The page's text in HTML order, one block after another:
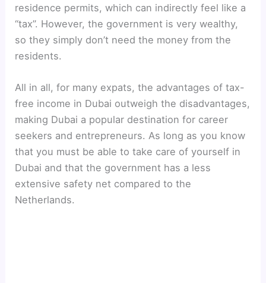
residence permits, which can indirectly feel like a
“tax”. However, the government is very wealthy,
so they simply don’t need the money from the
residents.
All in all, for many expats, the advantages of tax-
free income in Dubai outweigh the disadvantages,
making Dubai a popular destination for career
seekers and entrepreneurs. As long as you know
that you must be able to take care of yourself in
Dubai and that the government has a less
extensive safety net compared to the
Netherlands.